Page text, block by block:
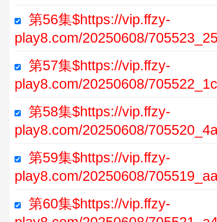
第56集$https://vip.ffzy-
play8.com/20250608/
第57集$https://vip.ffzy-
play8.com/20250608/
第58集$https://vip.ffzy-
play8.com/20250608/
第59集$https://vip.ffzy-
play8.com/20250608/
第60集$https://vip.ffzy-